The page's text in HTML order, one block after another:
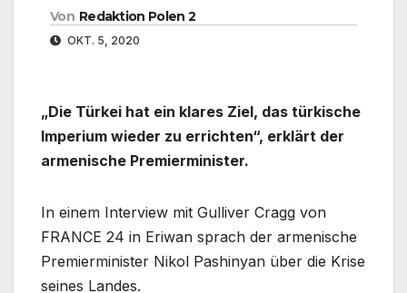
Von Redaktion Polen 2
OKT. 5, 2020
„Die Türkei hat ein klares Ziel, das türkische
Imperium wieder zu errichten“, erklärt der
armenische Premierminister.
In einem Interview mit Gulliver Cragg von
FRANCE 24 in Eriwan sprach der armenische
Premierminister Nikol Pashinyan über die Krise
seines Landes.